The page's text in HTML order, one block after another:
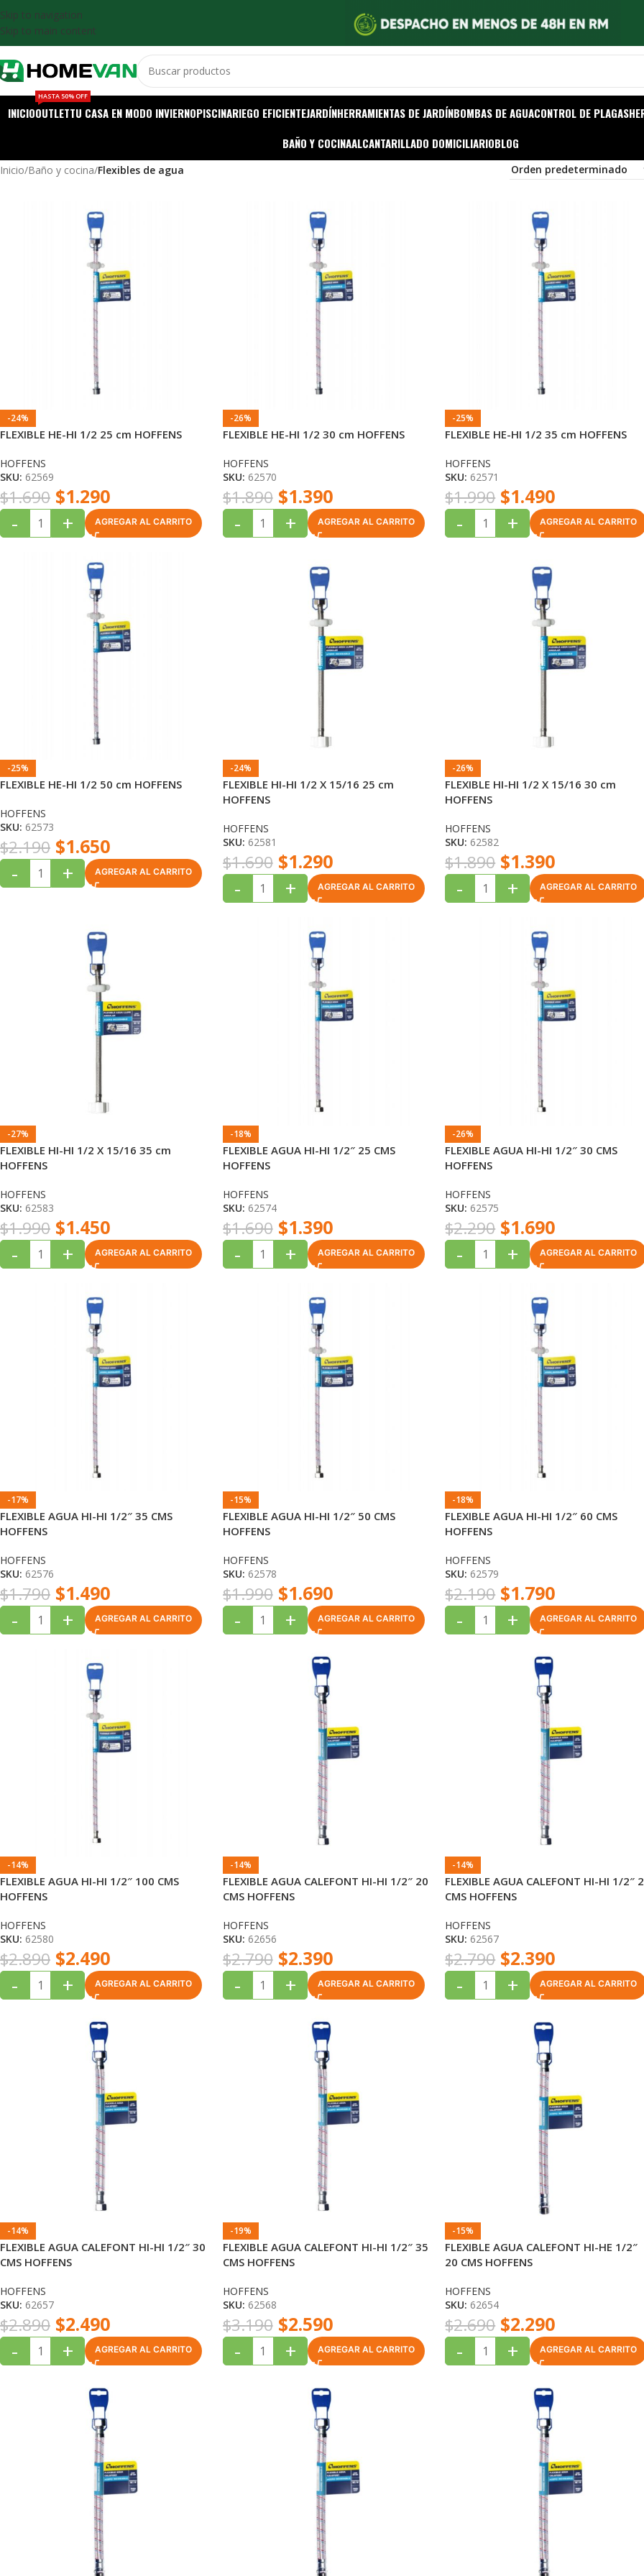
Skip to navigation
Skip to main content
INICIOOUTLET
HASTA 50% OFF
TU CASA EN MODO INVIERNOPISCINARIEGO EFICIENTEJARDÍNHERRAMIENTAS DE JARDÍNBOMBAS DE AGUACONTROL DE PLAGAS
BAÑO Y COCINAALCANTARILLADO DOMICILIARIOBLOG
Inicio/Baño y cocina/Flexibles de agua
-24%
FLEXIBLE HE-HI 1/2 25 cm HOFFENS
HOFFENS
SKU: 62569
$1.690 $1.290
- + AGREGAR AL CARRITO
-26%
FLEXIBLE HE-HI 1/2 30 cm HOFFENS
HOFFENS
SKU: 62570
$1.890 $1.390
- + AGREGAR AL CARRITO
-25%
FLEXIBLE HE-HI 1/2 35 cm HOFFENS
HOFFENS
SKU: 62571
$1.990 $1.490
- + AGREGAR AL CARRITO
-25%
FLEXIBLE HE-HI 1/2 50 cm HOFFENS
HOFFENS
SKU: 62573
$2.190 $1.650
- + AGREGAR AL CARRITO
-24%
FLEXIBLE HI-HI 1/2 X 15/16 25 cm
HOFFENS
HOFFENS
SKU: 62581
$1.690 $1.290
- + AGREGAR AL CARRITO
-26%
FLEXIBLE HI-HI 1/2 X 15/16 30 cm
HOFFENS
HOFFENS
SKU: 62582
$1.890 $1.390
- + AGREGAR AL CARRITO
-27%
FLEXIBLE HI-HI 1/2 X 15/16 35 cm
HOFFENS
HOFFENS
SKU: 62583
$1.990 $1.450
- + AGREGAR AL CARRITO
-18%
FLEXIBLE AGUA HI-HI 1/2″ 25 CMS
HOFFENS
HOFFENS
SKU: 62574
$1.690 $1.390
- + AGREGAR AL CARRITO
-26%
FLEXIBLE AGUA HI-HI 1/2″ 30 CMS
HOFFENS
HOFFENS
SKU: 62575
$2.290 $1.690
- + AGREGAR AL CARRITO
-17%
FLEXIBLE AGUA HI-HI 1/2″ 35 CMS
HOFFENS
HOFFENS
SKU: 62576
$1.790 $1.490
- + AGREGAR AL CARRITO
-15%
FLEXIBLE AGUA HI-HI 1/2″ 50 CMS
HOFFENS
HOFFENS
SKU: 62578
$1.990 $1.690
- + AGREGAR AL CARRITO
-18%
FLEXIBLE AGUA HI-HI 1/2″ 60 CMS
HOFFENS
HOFFENS
SKU: 62579
$2.190 $1.790
- + AGREGAR AL CARRITO
-14%
FLEXIBLE AGUA HI-HI 1/2″ 100 CMS
HOFFENS
HOFFENS
SKU: 62580
$2.890 $2.490
- + AGREGAR AL CARRITO
-14%
FLEXIBLE AGUA CALEFONT HI-HI 1/2″ 20
CMS HOFFENS
HOFFENS
SKU: 62656
$2.790 $2.390
- + AGREGAR AL CARRITO
-14%
FLEXIBLE AGUA CALEFONT HI-HI 1/2″
CMS HOFFENS
HOFFENS
SKU: 62567
$2.790 $2.390
- + AGREGAR AL CARRITO
-14%
FLEXIBLE AGUA CALEFONT HI-HI 1/2″ 30
CMS HOFFENS
HOFFENS
SKU: 62657
$2.890 $2.490
- + AGREGAR AL CARRITO
-19%
FLEXIBLE AGUA CALEFONT HI-HI 1/2″ 35
CMS HOFFENS
HOFFENS
SKU: 62568
$3.190 $2.590
- + AGREGAR AL CARRITO
-15%
FLEXIBLE AGUA CALEFONT HI-HE 1/2″
20 CMS HOFFENS
HOFFENS
SKU: 62654
$2.690 $2.290
- + AGREGAR AL CARRITO